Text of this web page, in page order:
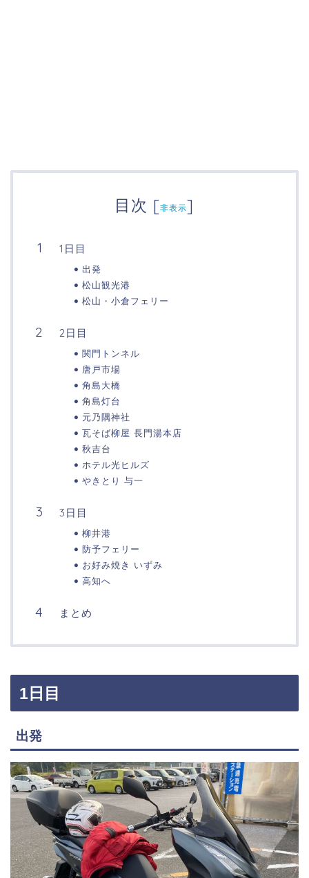
目次 [非表示]
1日目
出発
松山観光港
松山・小倉フェリー
2日目
関門トンネル
唐戸市場
角島大橋
角島灯台
元乃隅神社
瓦そば柳屋 長門湯本店
秋吉台
ホテル光ヒルズ
やきとり 与一
3日目
柳井港
防予フェリー
お好み焼き いずみ
高知へ
まとめ
1日目
出発